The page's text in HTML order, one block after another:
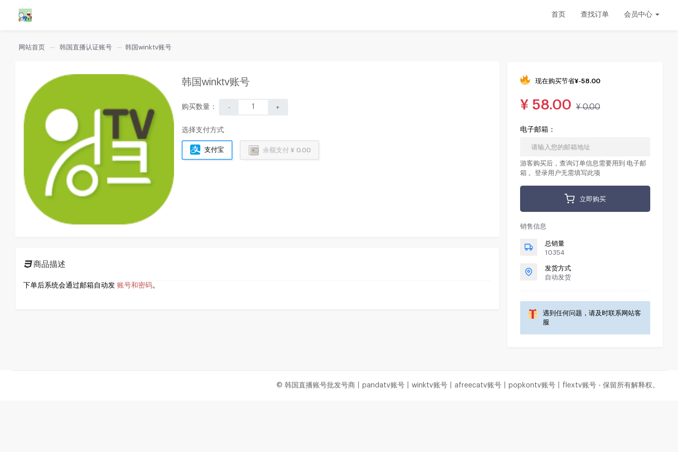
首页 查找订单 会员中心
网站首页 韩国直播认证账号 韩国winktv账号
韩国winktv账号
购买数量： - +
选择支付方式
支付宝 余额支付 ¥ 0.00
商品描述
下单后系统会通过邮箱自动发 账号和密码。
现在购买节省¥-58.00
¥ 58.00 ¥0.00
电子邮箱：
游客购买后，查询订单信息需要用到 电子邮
箱 。登录用户无需填写此项
立即购买
销售信息
总销量
10354
发货方式
自动发货
遇到任何问题，请及时联系网站客
服
© 韩国直播账号批发号商丨pandatv账号丨winktv账号丨afreecatv账号丨popkontv账号丨flextv账号 - 保留所有解释权。